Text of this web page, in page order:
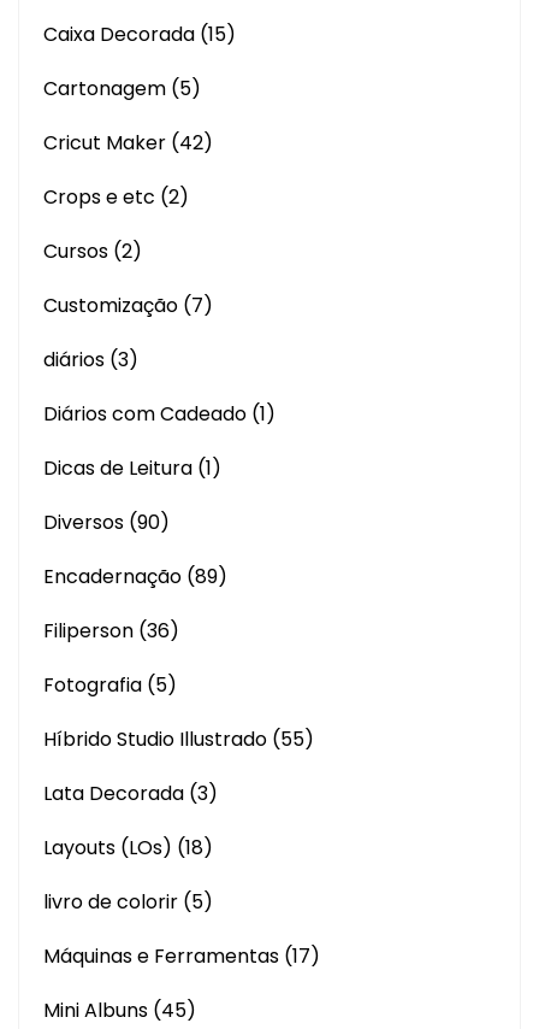
Caixa Decorada (15)
Cartonagem (5)
Cricut Maker (42)
Crops e etc (2)
Cursos (2)
Customização (7)
diários (3)
Diários com Cadeado (1)
Dicas de Leitura (1)
Diversos (90)
Encadernação (89)
Filiperson (36)
Fotografia (5)
Híbrido Studio Illustrado (55)
Lata Decorada (3)
Layouts (LOs) (18)
livro de colorir (5)
Máquinas e Ferramentas (17)
Mini Albuns (45)